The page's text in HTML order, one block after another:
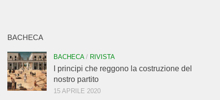
BACHECA
BACHECA/ RIVISTA
I principi che reggono la costruzione del
nostro partito
15 APRILE 2020